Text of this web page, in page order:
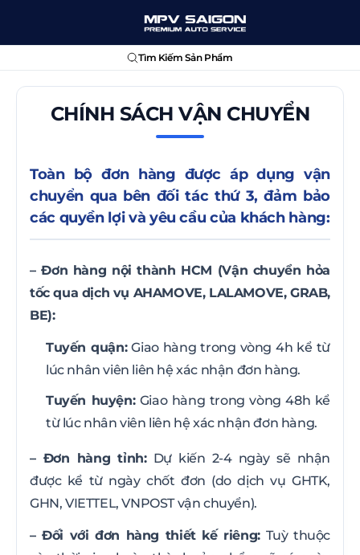
Tìm Kiếm Sản Phẩm
CHÍNH SÁCH VẬN CHUYỂN
Toàn bộ đơn hàng được áp dụng vận
chuyển qua bên đối tác thứ 3, đảm bảo
các quyền lợi và yêu cầu của khách hàng:
– Đơn hàng nội thành HCM (Vận chuyển hỏa
tốc qua dịch vụ AHAMOVE, LALAMOVE, GRAB,
BE):
Tuyến quận:Giao hàng trong vòng 4h kể từ
lúc nhân viên liên hệ xác nhận đơn hàng.
Tuyến huyện:Giao hàng trong vòng 48h kể
từ lúc nhân viên liên hệ xác nhận đơn hàng.
– Đơn hàng tỉnh:Dự kiến 2-4 ngày sẽ nhận
được kể từ ngày chốt đơn (do dịch vụ GHTK,
GHN, VIETTEL, VNPOST vận chuyển).
– Đối với đơn hàng thiết kế riêng:Tuỳ thuộc